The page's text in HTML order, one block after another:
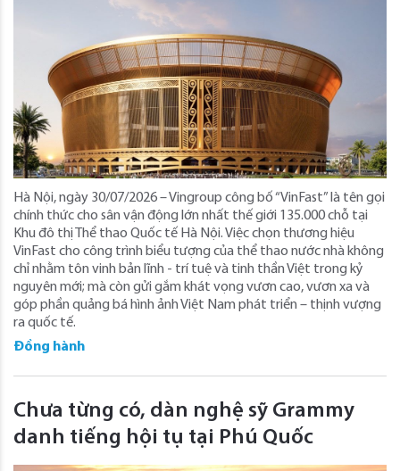
Hà Nội, ngày 30/07/2026 – Vingroup công bố “VinFast” là tên gọi
chính thức cho sân vận động lớn nhất thế giới 135.000 chỗ tại
Khu đô thị Thể thao Quốc tế Hà Nội. Việc chọn thương hiệu
VinFast cho công trình biểu tượng của thể thao nước nhà không
chỉ nhằm tôn vinh bản lĩnh - trí tuệ và tinh thần Việt trong kỷ
nguyên mới; mà còn gửi gắm khát vọng vươn cao, vươn xa và
góp phần quảng bá hình ảnh Việt Nam phát triển – thịnh vượng
ra quốc tế.
Đồng hành
Chưa từng có, dàn nghệ sỹ Grammy
danh tiếng hội tụ tại Phú Quốc